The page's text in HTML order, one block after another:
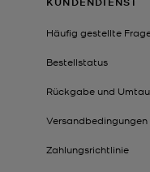
Häufig gestellte
Bestellstatus
Rückgabe und
Versandbedingungen
Zahlungsrichtlinie